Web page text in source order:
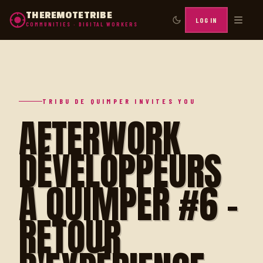
THEREMOTETRIBE
COMMUNITIES · DIGITAL WORKERS LOG IN
TRIBU DE QUIMPER INVITES YOU
AFTERWORK
DÉVELOPPEURS
À QUIMPER #6 -
RETOUR